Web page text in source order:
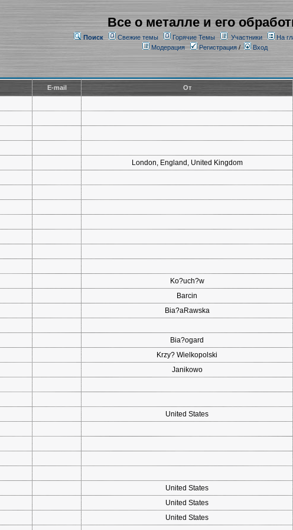
Все о металле и его
Поиск Свежие темы Горячие Темы Участники
На
Модерация
Регистрация/ Вход
E-mail От
London, England, United Kingdom
Ko?uch?w
Barcin
Bia?aRawska
Bia?ogard
Krzy? Wielkopolski
Janikowo
United States
United States
United States
United States